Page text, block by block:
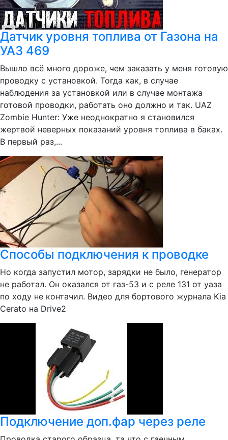
Датчик уровня топлива от Газона на
УАЗ 469
Вышло всё много дороже, чем заказать у меня готовую
проводку с установкой. Тогда как, в случае
наблюдения за установкой или в случае монтажа
готовой проводки, работать оно должно и так. UAZ
Zombie Hunter: Уже неоднократно я становился
жертвой неверных показаний уровня топлива в баках.
В первый раз,...
Способы подключения к проводке
Но когда запустил мотор, зарядки не было, генератор
не работал. Он оказался от газ-53 и с реле 131 от уаза
по ходу не контачил. Видео для бортового журнала Kia
Cerato на Drive2
Подключение доп.фар через реле